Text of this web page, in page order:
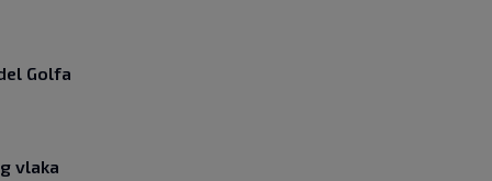
Golfa
vlaka